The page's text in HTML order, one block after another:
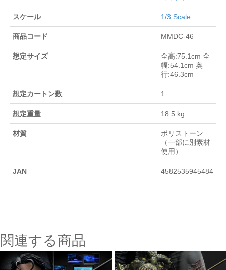
スケール 1/3 Scale
商品コード MMDC-46
想定サイズ
全高:75.1cm 全
幅:54.1cm 奥
行:46.3cm
想定カートン数 1
想定重量 18.5 kg
材質
ポリストーン
（一部に別素材
使用）
JAN 4582535945484
関連する商品